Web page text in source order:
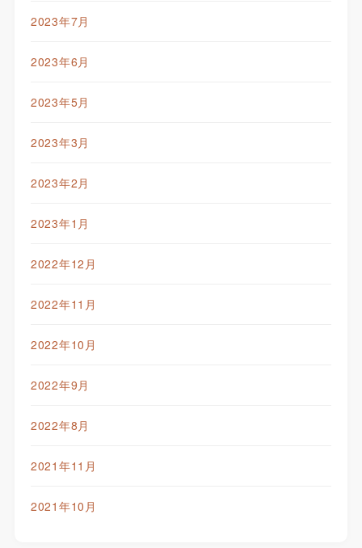
2023年7月
2023年6月
2023年5月
2023年3月
2023年2月
2023年1月
2022年12月
2022年11月
2022年10月
2022年9月
2022年8月
2021年11月
2021年10月